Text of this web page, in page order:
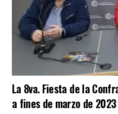
La 8va. Fiesta de la
a fines de marzo de 2023